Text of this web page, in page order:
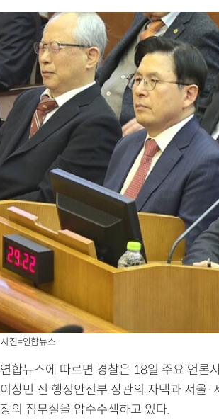
사진=연합뉴스
연합뉴스에 따르면 경찰은 18일 주요 언론
이상민 전 행정안전부 장관의 자택과 서울
장의 집무실을 압수수색하고 있다.